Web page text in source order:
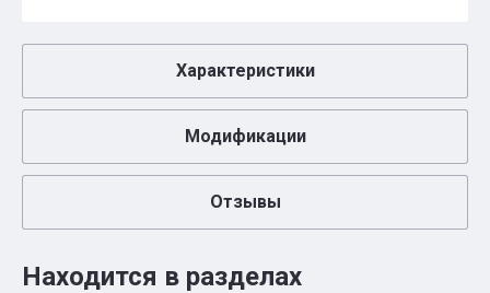
Характеристики
Модификации
Отзывы
Находится в разделах